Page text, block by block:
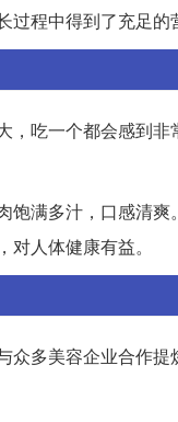
程中得到了充足的
吃一个都会感到
满多汁，口感清
人体健康有益。
多美容企业合作